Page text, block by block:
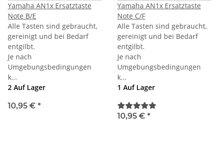
Yamaha AN1x Ersatztaste
Note B/E
Alle Tasten sind gebraucht,
gereinigt und bei Bedarf
entgilbt.
Je nach
Umgebungsbedingungen
k...
2 Auf Lager
10,95 € *
Yamaha AN1x Ersatztaste
Note C/F
Alle Tasten sind gebraucht,
gereinigt und bei Bedarf
entgilbt.
Je nach
Umgebungsbedingungen
k...
1 Auf Lager
10,95 € *